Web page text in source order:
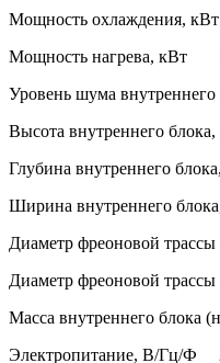
Мощность охлаждения, кВт
Мощность нагрева, кВт
Уровень шума
Высота внутреннего
Глубина внутреннего
Ширина внутреннего
Диаметр фреоновой
Диаметр фреоновой
Масса внутреннего блока
Электропитание, В/Гц/Ф